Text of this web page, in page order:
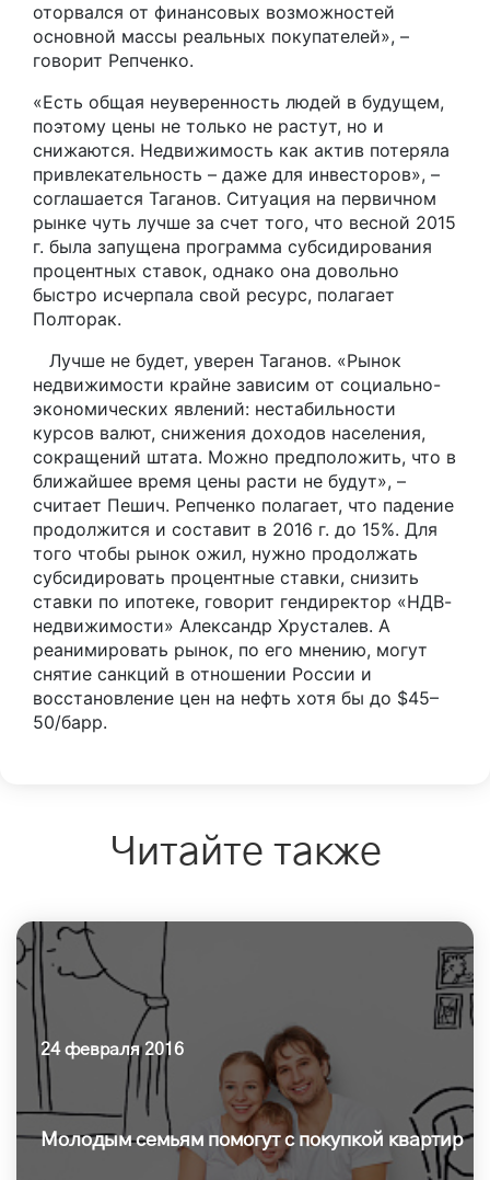
оторвался от финансовых возможностей
основной массы реальных покупателей», –
говорит Репченко.
«Есть общая неуверенность людей в будущем,
поэтому цены не только не растут, но и
снижаются. Недвижимость как актив потеряла
привлекательность – даже для инвесторов», –
соглашается Таганов. Ситуация на первичном
рынке чуть лучше за счет того, что весной 2015
г. была запущена программа субсидирования
процентных ставок, однако она довольно
быстро исчерпала свой ресурс, полагает
Полторак.
Лучше не будет, уверен Таганов. «Рынок
недвижимости крайне зависим от социально-
экономических явлений: нестабильности
курсов валют, снижения доходов населения,
сокращений штата. Можно предположить, что в
ближайшее время цены расти не будут», –
считает Пешич. Репченко полагает, что падение
продолжится и составит в 2016 г. до 15%. Для
того чтобы рынок ожил, нужно продолжать
субсидировать процентные ставки, снизить
ставки по ипотеке, говорит гендиректор «НДВ-
недвижимости» Александр Хрусталев. А
реанимировать рынок, по его мнению, могут
снятие санкций в отношении России и
восстановление цен на нефть хотя бы до $45–
50/барр.
Читайте также
24 февраля 2016
Молодым семьям помогут с покупкой квартир